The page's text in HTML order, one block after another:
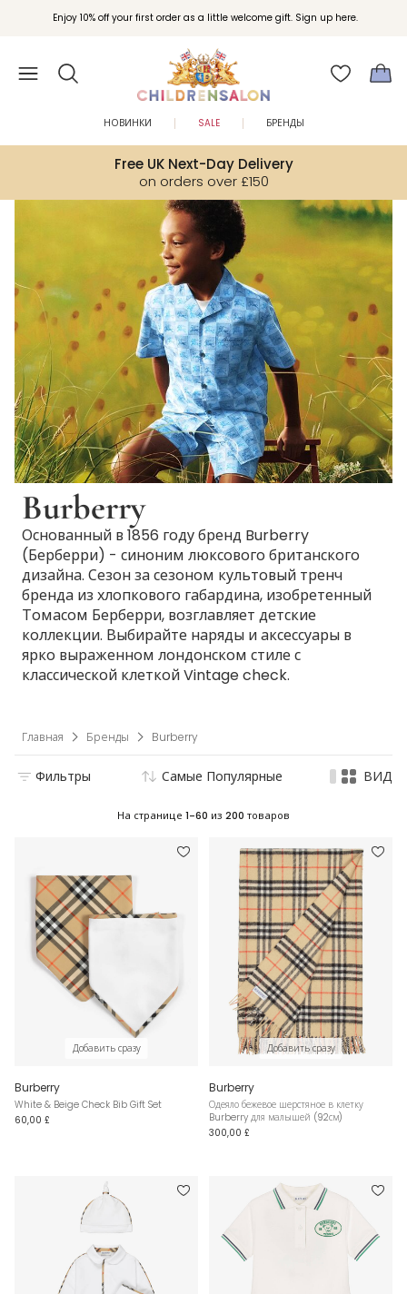
Enjoy 10% off your first order as a little welcome gift. Sign up here.
Вступайте в клуб Бонусы Childrensalon для эксклюзивных привилегий при
покупках.
Free UK Next-Day Delivery
on orders over £150
НОВИНКИ SALE БРЕНДЫ
Burberry
Основанный в 1856 году бренд Burberry
(Берберри) - синоним люксового британского
дизайна. Сезон за сезоном культовый тренч
бренда из хлопкового габардина, изобретенный
Томасом Берберри, возглавляет детские
коллекции. Выбирайте наряды и аксессуары в
ярко выраженном лондонском стиле с
классической клеткой Vintage check.
Главная Бренды Burberry
Фильтры Самые Популярные ВИД
На странице 1-60 из 200 товаров
Добавить сразу
Burberry
White & Beige Check Bib Gift Set
60,00 £
Добавить сразу
Burberry
Одеяло бежевое шерстяное в клетку
Burberry для малышей (92см)
300,00 £